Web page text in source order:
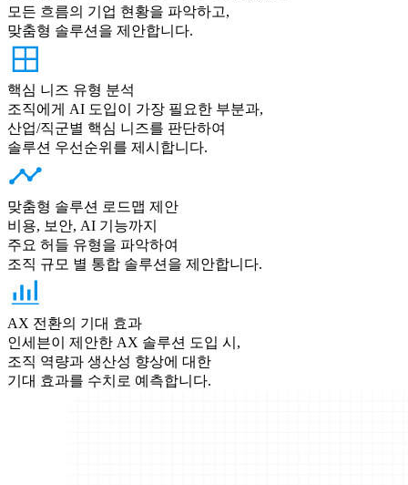
모든 흐름의 기업 현황을 파악하고,
맞춤형 솔루션을 제안합니다.
핵심 니즈 유형 분석
조직에게 AI 도입이 가장 필요한 부분과,
산업/직군별 핵심 니즈를 판단하여
솔루션 우선순위를 제시합니다.
맞춤형 솔루션 로드맵 제안
비용, 보안, AI 기능까지
주요 허들 유형을 파악하여
조직 규모 별 통합 솔루션을 제안합니다.
AX 전환의 기대 효과
인세븐이 제안한 AX 솔루션 도입 시,
조직 역량과 생산성 향상에 대한
기대 효과를 수치로 예측합니다.